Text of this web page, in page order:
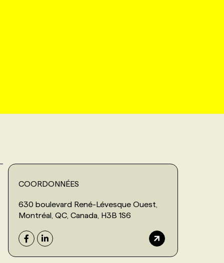
COORDONNÉES
630 boulevard René-Lévesque Ouest,
Montréal, QC, Canada, H3B 1S6